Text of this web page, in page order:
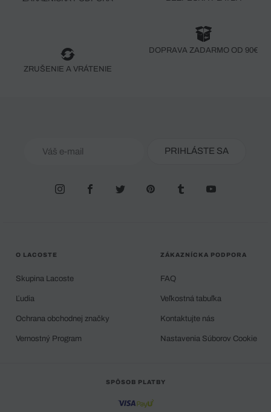
ZRUŠENIE A VRÁTENIE
DOPRAVA ZADARMO OD 90€
PRIHLÁSTE SA
O LACOSTE
Skupina Lacoste
Ľudia
Ochrana obchodnej značky
Vernostný Program
ZÁKAZNÍCKA PODPORA
FAQ
Veľkostná tabuľka
Kontaktujte nás
Nastavenia Súborov Cookie
SPÔSOB PLATBY